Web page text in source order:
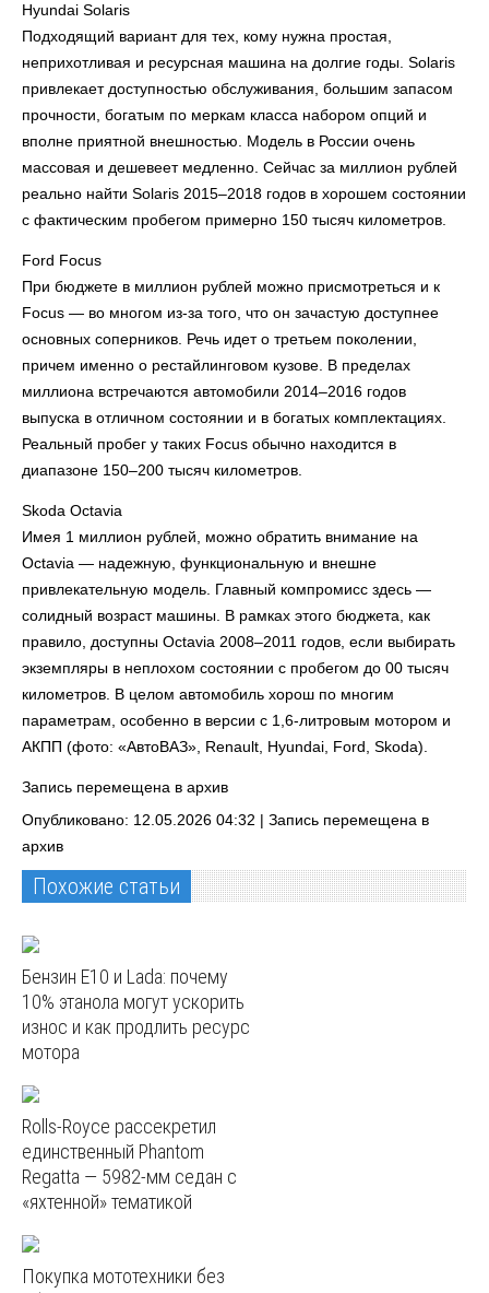
Hyundai Solaris
Подходящий вариант для тех, кому нужна простая,
неприхотливая и ресурсная машина на долгие годы. Solaris
привлекает доступностью обслуживания, большим запасом
прочности, богатым по меркам класса набором опций и
вполне приятной внешностью. Модель в России очень
массовая и дешевеет медленно. Сейчас за миллион рублей
реально найти Solaris 2015–2018 годов в хорошем состоянии
с фактическим пробегом примерно 150 тысяч километров.
Ford Focus
При бюджете в миллион рублей можно присмотреться и к
Focus — во многом из-за того, что он зачастую доступнее
основных соперников. Речь идет о третьем поколении,
причем именно о рестайлинговом кузове. В пределах
миллиона встречаются автомобили 2014–2016 годов
выпуска в отличном состоянии и в богатых комплектациях.
Реальный пробег у таких Focus обычно находится в
диапазоне 150–200 тысяч километров.
Skoda Octavia
Имея 1 миллион рублей, можно обратить внимание на
Octavia — надежную, функциональную и внешне
привлекательную модель. Главный компромисс здесь —
солидный возраст машины. В рамках этого бюджета, как
правило, доступны Octavia 2008–2011 годов, если выбирать
экземпляры в неплохом состоянии с пробегом до 00 тысяч
километров. В целом автомобиль хорош по многим
параметрам, особенно в версии с 1,6-литровым мотором и
АКПП (фото: «АвтоВАЗ», Renault, Hyundai, Ford, Skoda).
Запись перемещена в архив
Опубликовано: 12.05.2026 04:32 | Запись перемещена в
архив
Похожие статьи
Бензин E10 и Lada: почему
10% этанола могут ускорить
износ и как продлить ресурс
мотора
Rolls-Royce рассекретил
единственный Phantom
Regatta — 5982‑мм седан с
«яхтенной» тематикой
Покупка мототехники без